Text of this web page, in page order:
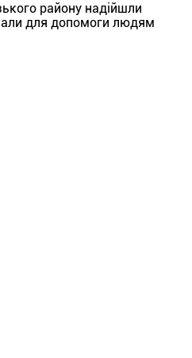
району надійшли
для допомоги людям